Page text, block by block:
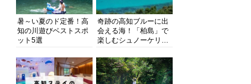
暑～い夏のド定番！高
知の川遊びベストスポ
ット5選
奇跡の高知ブルーに出
会える海！「柏島」で
楽しむシュノーケリン
浴にキャンプまで透明
度抜群の海の楽園を徹
底紹介